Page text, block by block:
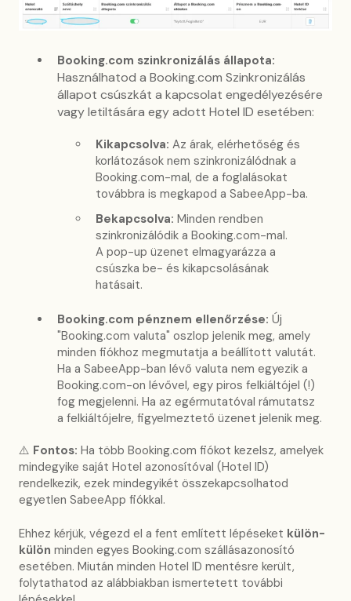
Booking.com szinkronizálás állapota:
Használhatod a Booking.com Szinkronizálás
állapot csúszkát a kapcsolat engedélyezésére
vagy letiltására egy adott Hotel ID esetében:
Kikapcsolva: Az árak, elérhetőség és
korlátozások nem szinkronizálódnak a
Booking.com-mal, de a foglalásokat
továbbra is megkapod a SabeeApp-ba.
Bekapcsolva: Minden rendben
szinkronizálódik a Booking.com-mal.
A pop-up üzenet elmagyarázza a
csúszka be- és kikapcsolásának
hatásait.
Booking.com pénznem ellenőrzése: Új
"Booking.com valuta" oszlop jelenik meg, amely
minden fiókhoz megmutatja a beállított valutát.
Ha a SabeeApp-ban lévő valuta nem egyezik a
Booking.com-on lévővel, egy piros felkiáltójel (!)
fog megjelenni. Ha az egérmutatóval rámutatsz
a felkiáltójelre, figyelmeztető üzenet jelenik meg.
⚠️ Fontos: Ha több Booking.com fiókot kezelsz, amelyek
mindegyike saját Hotel azonosítóval (Hotel ID)
rendelkezik, ezek mindegyikét összekapcsolhatod
egyetlen SabeeApp fiókkal.
Ehhez kérjük, végezd el a fent említett lépéseket külön-
külön minden egyes Booking.com szállásazonosító
esetében. Miután minden Hotel ID mentésre került,
folytathatod az alábbiakban ismertetett további